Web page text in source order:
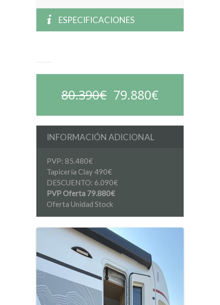
ESPECIFICACIONES
80.390€ 79.880€
INFORMACIÓN ADICIONAL
PVP: 85.480€
Tapicería Clay 490€
DESCUENTO: 6.090€
PVP Oferta 79.880€
Oferta Unidad Stock